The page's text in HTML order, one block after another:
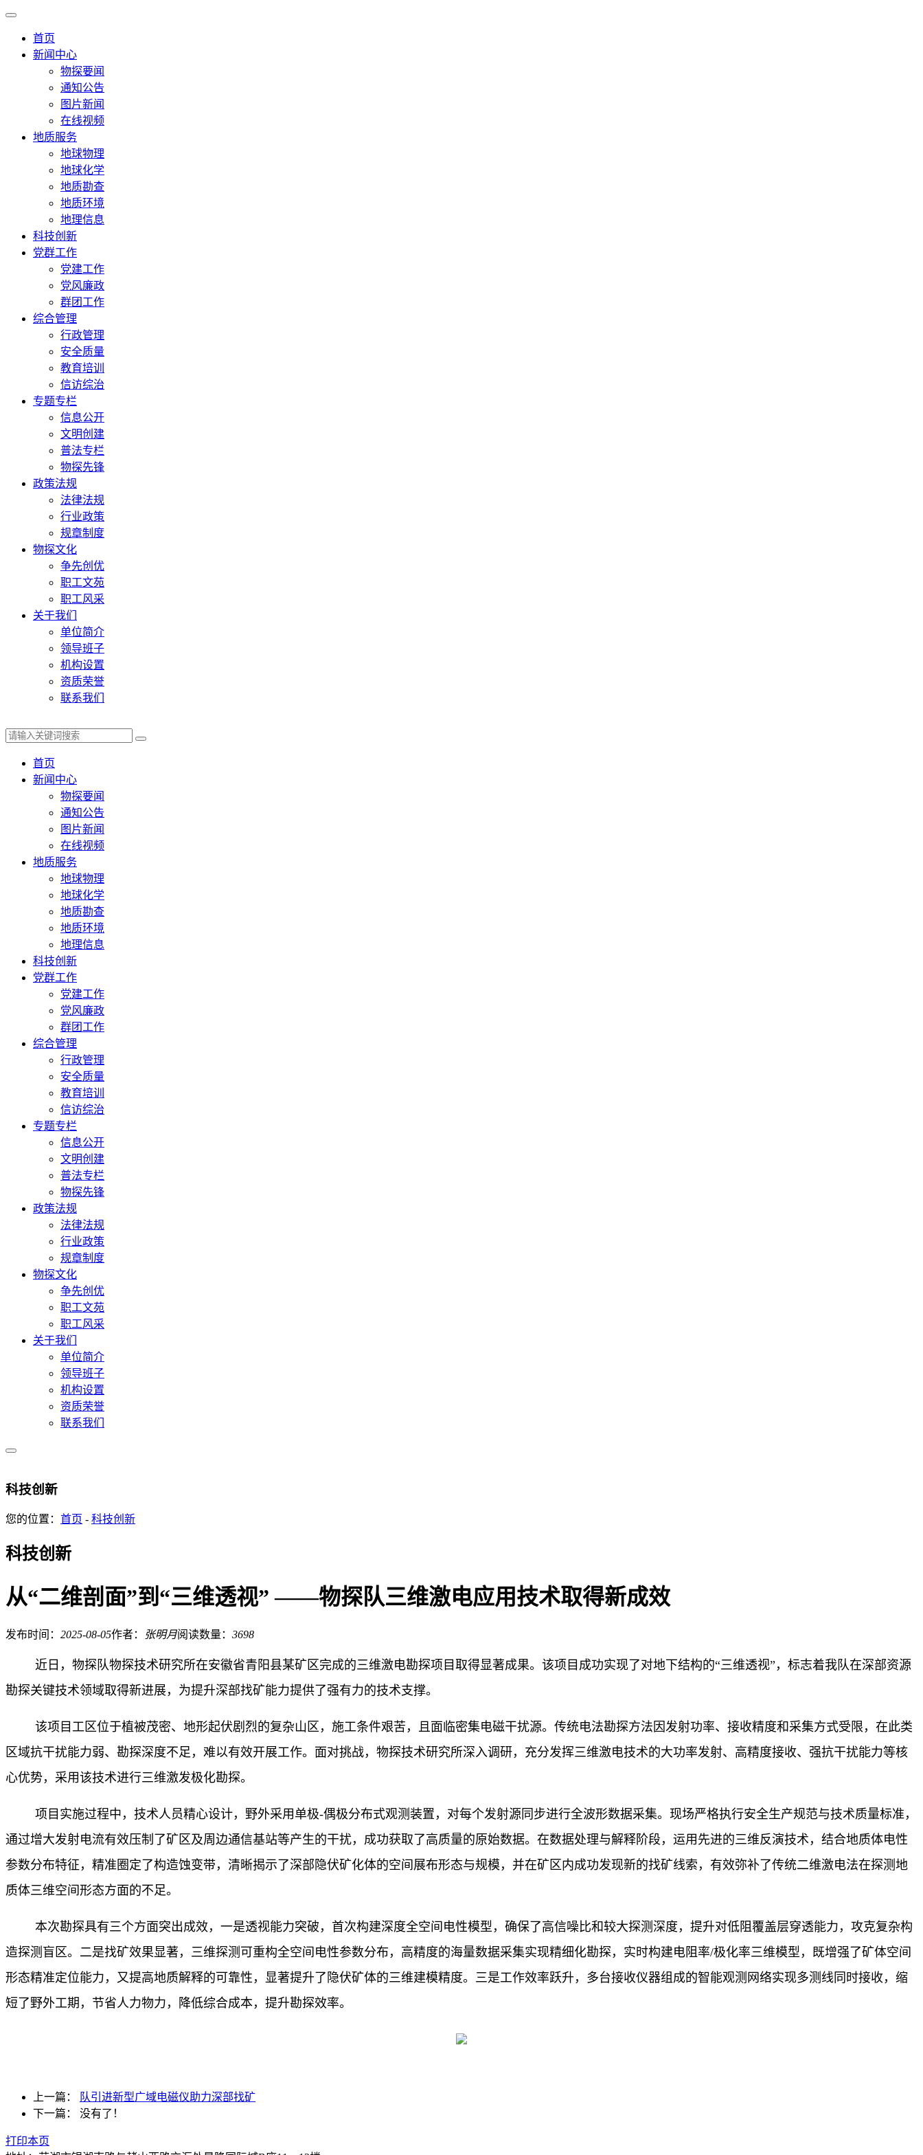
首页
新闻中心
物探要闻
通知公告
图片新闻
在线视频
地质服务
地球物理
地球化学
地质勘查
地质环境
地理信息
科技创新
党群工作
党建工作
党风廉政
群团工作
综合管理
行政管理
安全质量
教育培训
信访综治
专题专栏
信息公开
文明创建
普法专栏
物探先锋
政策法规
法律法规
行业政策
规章制度
物探文化
争先创优
职工文苑
职工风采
关于我们
单位简介
领导班子
机构设置
资质荣誉
联系我们
首页
新闻中心
物探要闻
通知公告
图片新闻
在线视频
地质服务
地球物理
地球化学
地质勘查
地质环境
地理信息
科技创新
党群工作
党建工作
党风廉政
群团工作
综合管理
行政管理
安全质量
教育培训
信访综治
专题专栏
信息公开
文明创建
普法专栏
物探先锋
政策法规
法律法规
行业政策
规章制度
物探文化
争先创优
职工文苑
职工风采
关于我们
单位简介
领导班子
机构设置
资质荣誉
联系我们
科技创新
您的位置： 首页 - 科技创新
科技创新
从“二维剖面”到“三维透视” ——物探队三维激电应用技术取得新成效
发布时间： 2025-08-05作者： 张明月阅读数量： 3698
近日，物探队物探技术研究所在安徽省青阳县某矿区完成的三维激电勘探项目取得显著成果。该项目成功实现了对地下结构的“三维透视”，标志着我队在深部资源
勘探关键技术领域取得新进展，为提升深部找矿能力提供了强有力的技术支撑。
该项目工区位于植被茂密、地形起伏剧烈的复杂山区，施工条件艰苦，且面临密集电磁干扰源。传统电法勘探方法因发射功率、接收精度和采集方式受限，在此类
区域抗干扰能力弱、勘探深度不足，难以有效开展工作。面对挑战，物探技术研究所深入调研，充分发挥三维激电技术的大功率发射、高精度接收、强抗干扰能力等核
心优势，采用该技术进行三维激发极化勘探。
项目实施过程中，技术人员精心设计， 野外采用单极-偶极分布式观测装置，对每个发射源同步进行全波形数据采集。现场严格执行安全生产规范与技术质量标准，
通过增大发射电流有效压制了矿区及周边通信基站等产生的干扰，成功获取了高质量的原始数据。在数据处理与解释阶段，运用先进的三维反演技术，结合地质体电性
参数分布特征，精准圈定了构造蚀变带，清晰揭示了深部隐伏矿化体的空间展布形态与规模，并在矿区内成功发现新的找矿线索，有效弥补了传统二维激电法在探测地
质体三维空间形态方面的不足。
本次勘探具有三个方面突出成效，一是透视能力突破，首次构建深度全空间电性模型，确保了高信噪比和较大探测深度，提升对低阻覆盖层穿透能力，攻克复杂构
造探测盲区。二是找矿效果显著，三维探测可重构全空间电性参数分布，高精度的海量数据采集实现精细化勘探，实时构建电阻率/极化率三维模型，既增强了矿体空间
形态精准定位能力，又提高地质解释的可靠性，显著提升了隐伏矿体的三维建模精度。三是工作效率跃升，多台接收仪器组成的智能观测网络实现多测线同时接收，缩
短了野外工期，节省人力物力，降低综合成本，提升勘探效率。
上一篇：
队引进新型广域电磁仪助力深部找矿
下一篇：
没有了！
打印本页